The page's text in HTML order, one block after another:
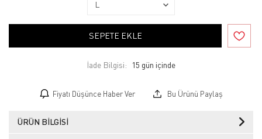
SEPETE EKLE
İade Bilgisi:
Fiyatı Düşünce Haber Ver Bu Ürünü Paylaş
ÜRÜN BILGISI